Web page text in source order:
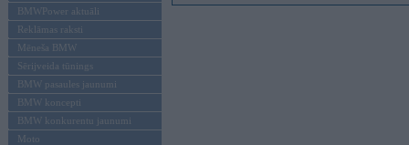
BMWPower aktuāli
Reklāmas raksti
Mēneša BMW
Sērijveida tūnings
BMW pasaules jaunumi
BMW koncepti
BMW konkurentu jaunumi
Moto